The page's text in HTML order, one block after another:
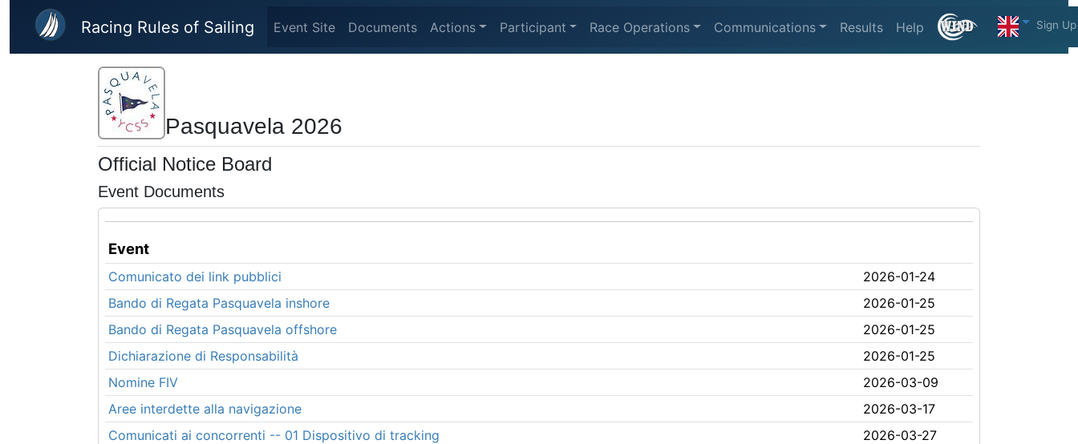
Skip to main content
Racing Rules of Sailing Event Site Documents Actions Participant Race Operations Communications Results Help Sign Up
Pasquavela 2026
Official Notice Board
Event Documents
Event
Comunicato dei link pubblici
2026-01-24
Bando di Regata Pasquavela inshore
2026-01-25
Bando di Regata Pasquavela offshore
2026-01-25
Dichiarazione di Responsabilità
2026-01-25
Nomine FIV
2026-03-09
Aree interdette alla navigazione
2026-03-17
Comunicati ai concorrenti -- 01 Dispositivo di tracking
2026-03-27